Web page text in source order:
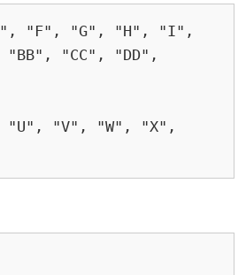
"F", "G", "H", "I",
"CC", "DD",
"V", "W", "X",